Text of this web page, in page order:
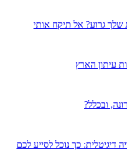
גרוע? אל תיקח אותי
עיתון הארץ
ובכלל?
דיגיטלית: כך נוכל לסייע לכם